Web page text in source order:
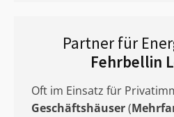
Partner für
Fehrbellin
Oft im Einsatz für
Geschäftshäuser(